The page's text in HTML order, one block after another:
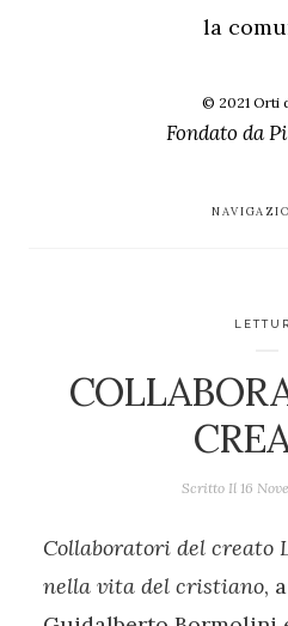
la
© 2021 Orti
Fondato da
Scritto Il 16
Collaboratori del creato
nella vita del cristiano,